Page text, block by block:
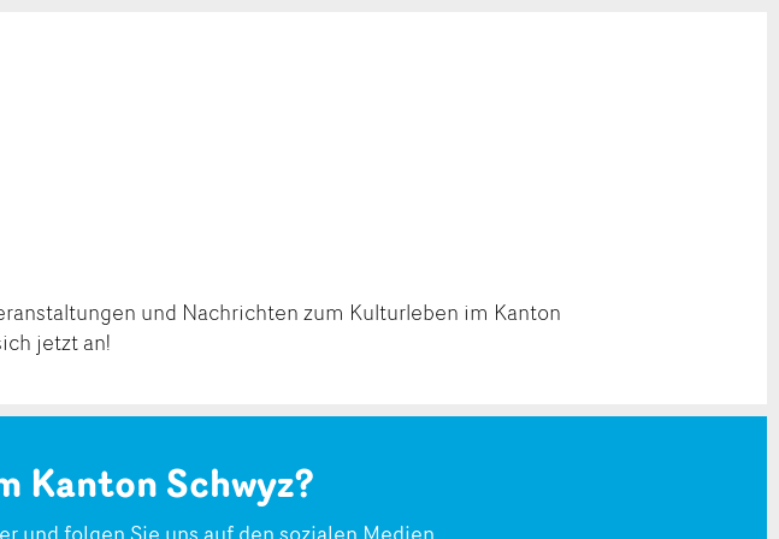
und Nachrichten zum Kulturleben im Kanton
jetzt an!
Kanton Schwyz?